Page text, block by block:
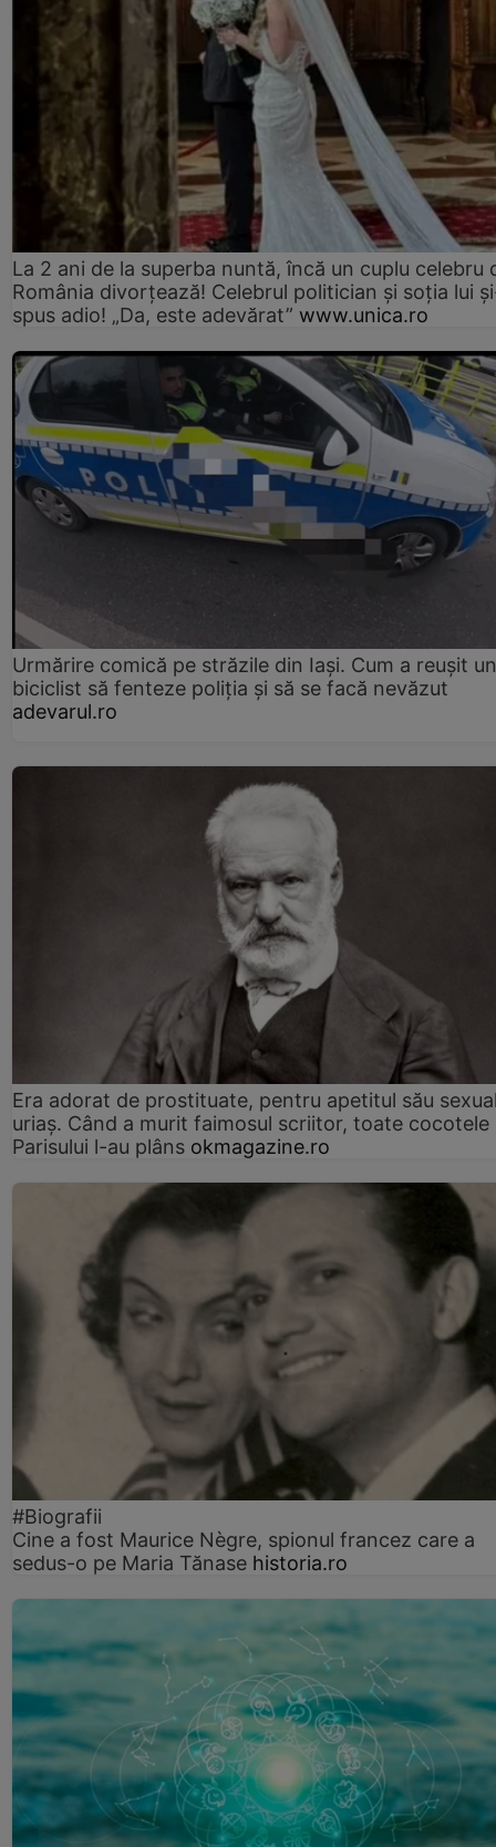
La 2 ani de la superba nuntă, încă un cuplu celebru
România divorțează! Celebrul politician și soția lui
spus adio! „Da, este adevărat” www.unica.ro
Urmărire comică pe străzile din Iași. Cum a reușit un
biciclist să fenteze poliția și să se facă nevăzut
adevarul.ro
Era adorat de prostituate, pentru apetitul său
uriaș. Când a murit faimosul scriitor, toate cocotele
Parisului l-au plâns okmagazine.ro
#Biografii
Cine a fost Maurice Nègre, spionul francez care a
sedus-o pe Maria Tănase historia.ro